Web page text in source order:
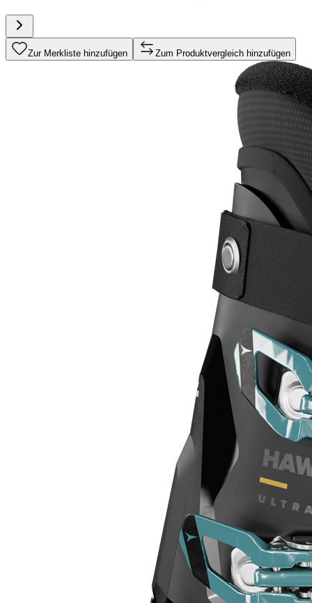
Zur Merkliste hinzufügen Zum Produktvergleich hinzufügen